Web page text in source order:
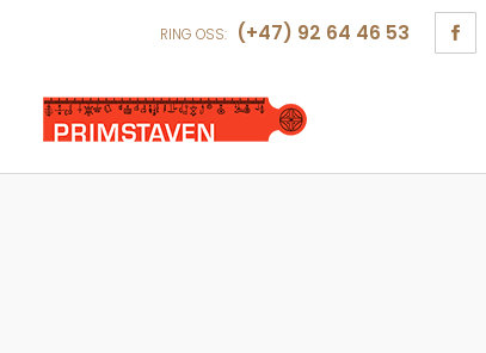
RING OSS: (+47) 92 64 46 53